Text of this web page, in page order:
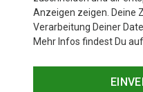
Anzeigen zeigen. Deine
Verarbeitung Deiner
Mehr Infos findest Du